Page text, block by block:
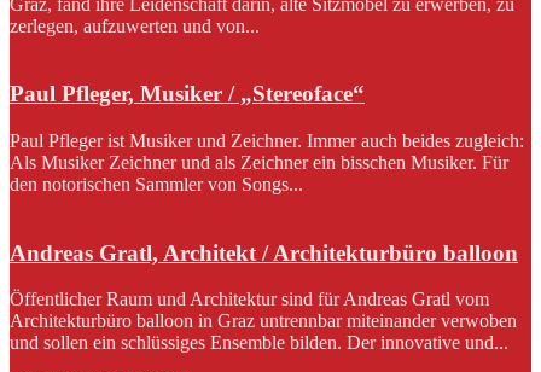
zerlegen, aufzuwerten und von...
Paul Pfleger, Musiker / „Stereoface“
Paul Pfleger ist Musiker und Zeichner. Immer auch beides zugleich:
Als Musiker Zeichner und als Zeichner ein bisschen Musiker. Für
den notorischen Sammler von Songs...
Andreas Gratl, Architekt / Architekturbüro balloon
Öffentlicher Raum und Architektur sind für Andreas Gratl vom
Architekturbüro balloon in Graz untrennbar miteinander verwoben
und sollen ein schlüssiges Ensemble bilden. Der innovative und...